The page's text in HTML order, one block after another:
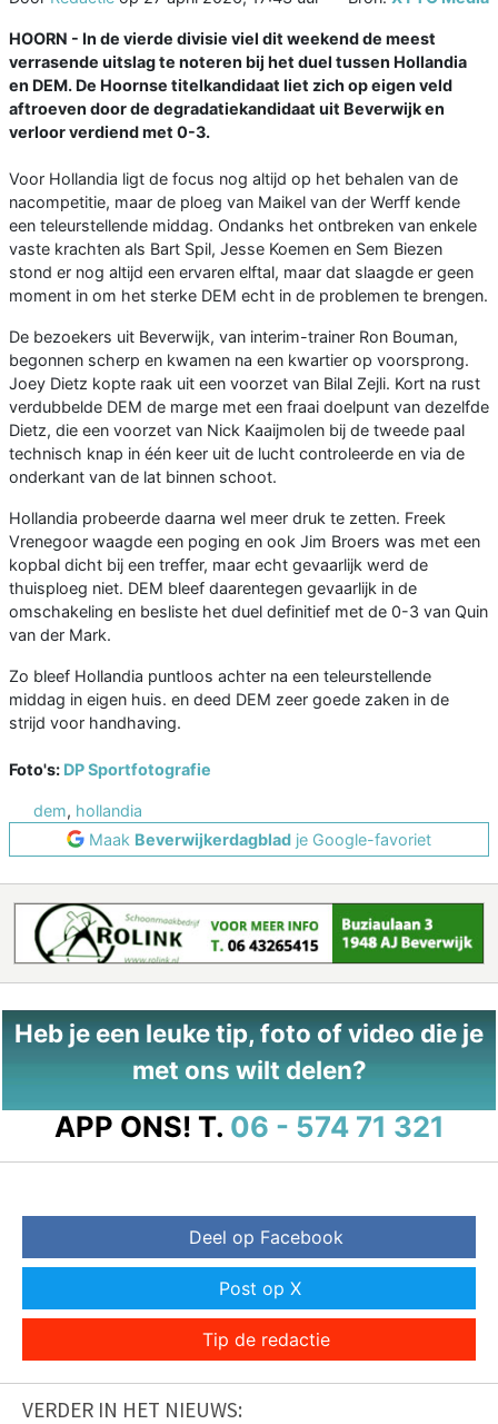
HOORN - In de vierde divisie viel dit weekend de meest
verrasende uitslag te noteren bij het duel tussen Hollandia
en DEM. De Hoornse titelkandidaat liet zich op eigen veld
aftroeven door de degradatiekandidaat uit Beverwijk en
verloor verdiend met 0-3.
Voor Hollandia ligt de focus nog altijd op het behalen van de
nacompetitie, maar de ploeg van Maikel van der Werff kende
een teleurstellende middag. Ondanks het ontbreken van enkele
vaste krachten als Bart Spil, Jesse Koemen en Sem Biezen
stond er nog altijd een ervaren elftal, maar dat slaagde er geen
moment in om het sterke DEM echt in de problemen te brengen.
De bezoekers uit Beverwijk, van interim-trainer Ron Bouman,
begonnen scherp en kwamen na een kwartier op voorsprong.
Joey Dietz kopte raak uit een voorzet van Bilal Zejli. Kort na rust
verdubbelde DEM de marge met een fraai doelpunt van dezelfde
Dietz, die een voorzet van Nick Kaaijmolen bij de tweede paal
technisch knap in één keer uit de lucht controleerde en via de
onderkant van de lat binnen schoot.
Hollandia probeerde daarna wel meer druk te zetten. Freek
Vrenegoor waagde een poging en ook Jim Broers was met een
kopbal dicht bij een treffer, maar echt gevaarlijk werd de
thuisploeg niet. DEM bleef daarentegen gevaarlijk in de
omschakeling en besliste het duel definitief met de 0-3 van Quin
van der Mark.
Zo bleef Hollandia puntloos achter na een teleurstellende
middag in eigen huis. en deed DEM zeer goede zaken in de
strijd voor handhaving.
Foto's: DP Sportfotografie
dem, hollandia
Maak Beverwijkerdagblad je Google-favoriet
Heb je een leuke tip, foto of video die je
met ons wilt delen?
APP ONS! T. 06 - 574 71 321
Deel op Facebook
Post op X
Tip de redactie
VERDER IN HET NIEUWS: